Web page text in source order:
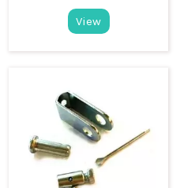
View